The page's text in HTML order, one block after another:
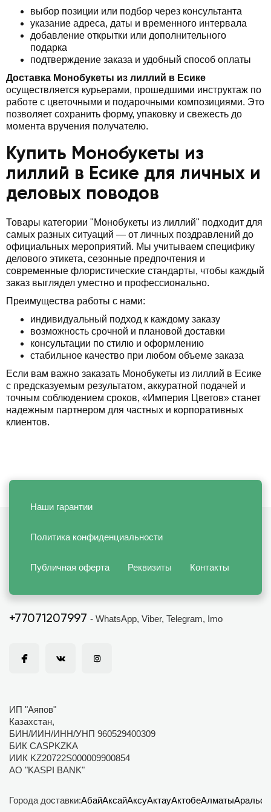
выбор позиции или подбор через консультанта
указание адреса, даты и временного интервала
добавление открытки или дополнительного
подарка
подтверждение заказа и удобный способ оплаты
Доставка Монобукеты из лиллий в Есике
осуществляется курьерами, прошедшими инструктаж по
работе с цветочными и подарочными композициями. Это
позволяет сохранить форму, упаковку и свежесть до
момента вручения получателю.
Купить Монобукеты из
лиллий в Есике для личных и
деловых поводов
Товары категории "Монобукеты из лиллий" подходит для
самых разных ситуаций — от личных поздравлений до
официальных мероприятий. Мы учитываем специфику
делового этикета, сезонные предпочтения и
современные флористические стандарты, чтобы каждый
заказ выглядел уместно и профессионально.
Преимущества работы с нами:
индивидуальный подход к каждому заказу
возможность срочной и плановой доставки
консультации по стилю и оформлению
стабильное качество при любом объеме заказа
Если вам важно заказать Монобукеты из лиллий в Есике
с предсказуемым результатом, аккуратной подачей и
точным соблюдением сроков, «Империя Цветов» станет
надежным партнером для частных и корпоративных
клиентов.
Наши гарантии
Политика конфиденциальности
Публичная оферта Реквизиты Контакты
+77071207997 - WhatsApp, Viber, Telegram, Imo
ИП "Аяпов"
Казахстан,
БИН/ИИН/ИНН/УНП 960529400309
БИК CASPKZKA
ИИК KZ20722S000009900854
АО "KASPI BANK"
Города доставки:АбайАксайАксуАктауАктобеАлматыАральск